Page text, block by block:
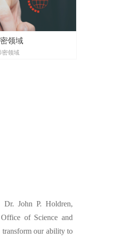
领域
密领域
John P. Holdren,
of Science and
our ability to